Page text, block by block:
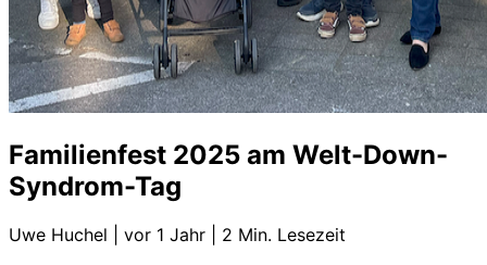
Familienfest 2025 am Welt-Down-
Syndrom-Tag
Uwe Huchel vor 1 Jahr 2 Min. Lesezeit